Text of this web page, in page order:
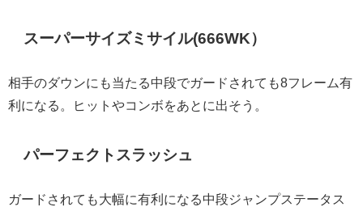
スーパーサイズミサイル(666WK）
相手のダウンにも当たる中段でガードされても8フレーム有
利になる。ヒットやコンボをあとに出そう。
パーフェクトスラッシュ
ガードされても大幅に有利になる中段ジャンプステータス